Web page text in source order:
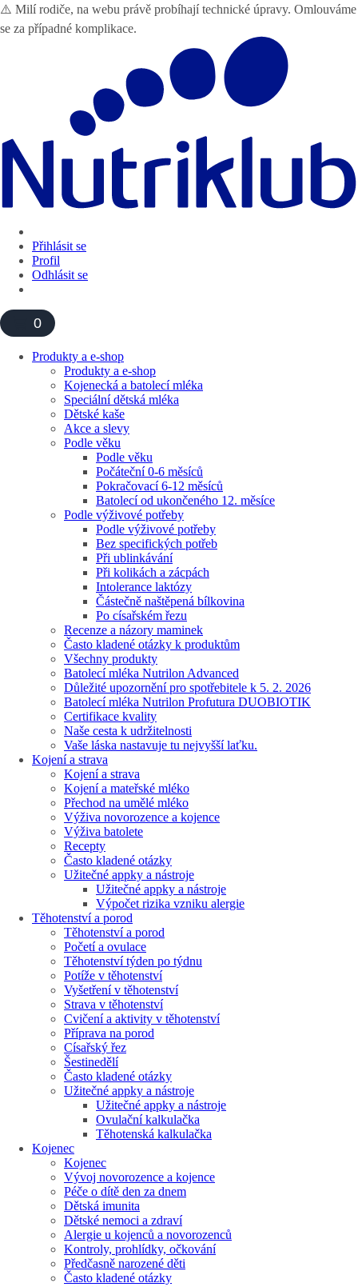
⚠️ Milí rodiče, na webu právě probíhají technické úpravy. Omlouváme
se za případné komplikace.
Přihlásit se
Profil
Odhlásit se
0
Produkty a e-shop
Produkty a e-shop
Kojenecká a batolecí mléka
Speciální dětská mléka
Dětské kaše
Akce a slevy
Podle věku
Podle věku
Počáteční 0-6 měsíců
Pokračovací 6-12 měsíců
Batolecí od ukončeného 12. měsíce
Podle výživové potřeby
Podle výživové potřeby
Bez specifických potřeb
Při ublinkávání
Při kolikách a zácpách
Intolerance laktózy
Částečně naštěpená bílkovina
Po císařském řezu
Recenze a názory maminek
Často kladené otázky k produktům
Všechny produkty
Batolecí mléka Nutrilon Advanced
Důležité upozornění pro spotřebitele k 5. 2. 2026
Batolecí mléka Nutrilon Profutura DUOBIOTIK
Certifikace kvality
Naše cesta k udržitelnosti
Vaše láska nastavuje tu nejvyšší laťku.
Kojení a strava
Kojení a strava
Kojení a mateřské mléko
Přechod na umělé mléko
Výživa novorozence a kojence
Výživa batolete
Recepty
Často kladené otázky
Užitečné appky a nástroje
Užitečné appky a nástroje
Výpočet rizika vzniku alergie
Těhotenství a porod
Těhotenství a porod
Početí a ovulace
Těhotenství týden po týdnu
Potíže v těhotenství
Vyšetření v těhotenství
Strava v těhotenství
Cvičení a aktivity v těhotenství
Příprava na porod
Císařský řez
Šestinedělí
Často kladené otázky
Užitečné appky a nástroje
Užitečné appky a nástroje
Ovulační kalkulačka
Těhotenská kalkulačka
Kojenec
Kojenec
Vývoj novorozence a kojence
Péče o dítě den za dnem
Dětská imunita
Dětské nemoci a zdraví
Alergie u kojenců a novorozenců
Kontroly, prohlídky, očkování
Předčasně narozené děti
Často kladené otázky